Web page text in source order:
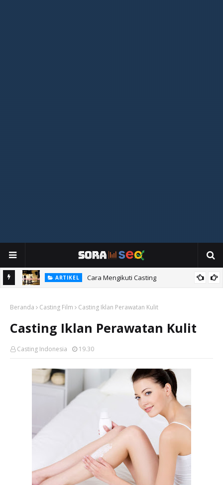
ARTIKEL Cara Mengikuti Casting
Beranda Casting Film Casting Iklan Perawatan Kulit
Casting Iklan Perawatan Kulit
Casting Indonesia 19.30